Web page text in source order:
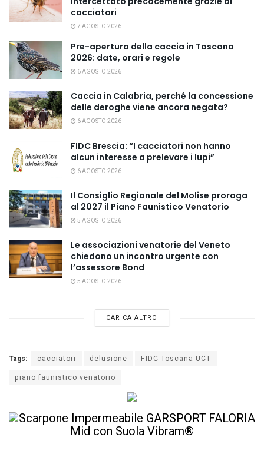
cacciatori
7 AGOSTO 2026
Pre-apertura della caccia in Toscana
2026: date, orari e regole
6 AGOSTO 2026
Caccia in Calabria, perché la concessione
delle deroghe viene ancora negata?
6 AGOSTO 2026
FIDC Brescia: “I cacciatori non hanno
alcun interesse a prelevare i lupi”
6 AGOSTO 2026
Il Consiglio Regionale del Molise proroga
al 2027 il Piano Faunistico Venatorio
5 AGOSTO 2026
Le associazioni venatorie del Veneto
chiedono un incontro urgente con
l’assessore Bond
5 AGOSTO 2026
CARICA ALTRO
Tags: cacciatori delusione
FIDC Toscana-UCT
piano faunistico venatorio